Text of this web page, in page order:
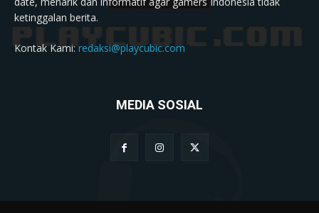
ketinggalan berita.
Kontak Kami:redaksi@playcubic.com
MEDIA SOSIAL